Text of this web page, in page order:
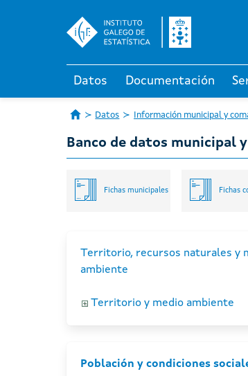
Datos Documentación
Datos Información municipal y
Banco de datos municipal
Fichas municipales Fichas
Territorio, recursos naturales y
ambiente
Territorio y medio ambiente
Población y condiciones